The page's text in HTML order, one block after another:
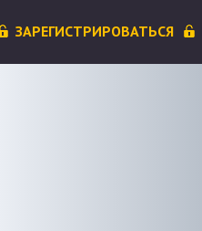
ЗАРЕГИСТРИРОВАТЬСЯ